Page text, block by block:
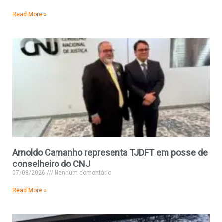
Read More »
Arnoldo Camanho representa TJDFT em posse de
conselheiro do CNJ
07/08/2026 Nenhum comentário
Read More »